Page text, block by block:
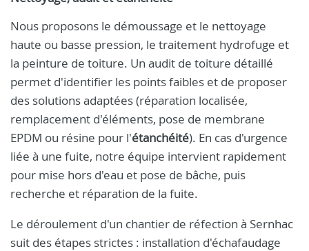
Nous proposons le démoussage et le nettoyage
haute ou basse pression, le traitement hydrofuge et
la peinture de toiture. Un audit de toiture détaillé
permet d'identifier les points faibles et de proposer
des solutions adaptées (réparation localisée,
remplacement d'éléments, pose de membrane
EPDM ou résine pour l'étanchéité). En cas d'urgence
liée à une fuite, notre équipe intervient rapidement
pour mise hors d'eau et pose de bâche, puis
recherche et réparation de la fuite.
Le déroulement d'un chantier de réfection à Sernhac
suit des étapes strictes : installation d'échafaudage